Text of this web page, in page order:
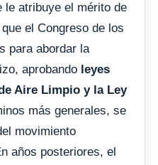
le atribuye el mérito de
el Congreso de los
para abordar la
aprobando leyes
Aire Limpio y la Ley
más generales, se
movimiento
años posteriores, el